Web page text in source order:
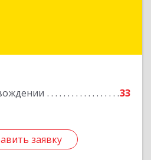
33
заявку
обл, Новодвинск г,
заявку